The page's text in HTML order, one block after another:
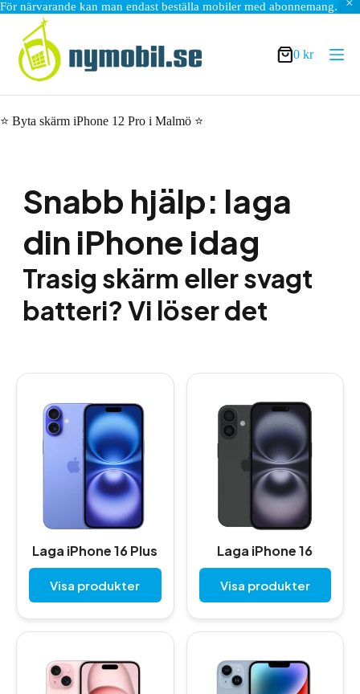
För närvarande kan man endast beställa mobiler med abonnemang.
innehåll
Varukorg
0 kr
⭐ Byta skärm iPhone 12 Pro i Malmö ⭐
Snabb hjälp: laga
din iPhone idag
Trasig skärm eller svagt
batteri? Vi löser det
Laga iPhone 16 Plus
Visa produkter
Laga iPhone 16
Visa produkter